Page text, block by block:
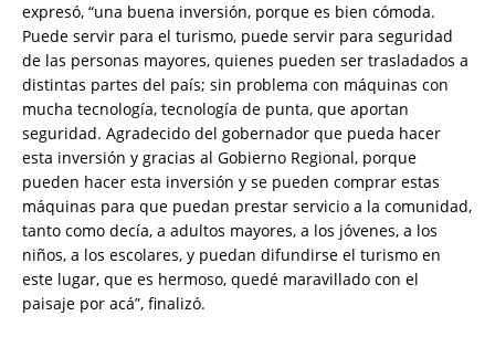
expresó, “una buena inversión, porque es bien cómoda.
Puede servir para el turismo, puede servir para seguridad
de las personas mayores, quienes pueden ser trasladados a
distintas partes del país; sin problema con máquinas con
mucha tecnología, tecnología de punta, que aportan
seguridad. Agradecido del gobernador que pueda hacer
esta inversión y gracias al Gobierno Regional, porque
pueden hacer esta inversión y se pueden comprar estas
máquinas para que puedan prestar servicio a la comunidad,
tanto como decía, a adultos mayores, a los jóvenes, a los
niños, a los escolares, y puedan difundirse el turismo en
este lugar, que es hermoso, quedé maravillado con el
paisaje por acá”, finalizó.